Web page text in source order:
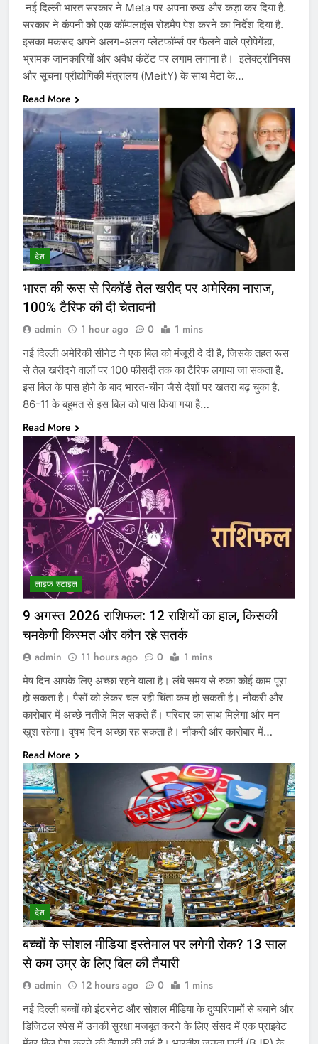
नई दिल्ली भारत सरकार ने Meta पर अपना रुख और कड़ा कर दिया है.
सरकार ने कंपनी को एक कॉम्पलाइंस रोडमैप पेश करने का निर्देश दिया है.
इसका मकसद अपने अलग-अलग प्लेटफॉर्म्स पर फैलने वाले प्रोपेगेंडा,
भ्रामक जानकारियों और अवैध कंटेंट पर लगाम लगाना है। इलेक्ट्रॉनिक्स
और सूचना प्रौद्योगिकी मंत्रालय (MeitY) के साथ मेटा के…
Read More
देश
भारत की रूस से रिकॉर्ड तेल खरीद पर अमेरिका नाराज,
100% टैरिफ की दी चेतावनी
admin 1 hour ago 0 1 mins
नई दिल्‍ली अमेरिकी सीनेट ने एक बिल को मंजूरी दे दी है, जिसके तहत रूस
से तेल खरीदने वालों पर 100 फीसदी तक का टैरिफ लगाया जा सकता है.
इस बिल के पास होने के बाद भारत-चीन जैसे देशों पर खतरा बढ़ चुका है.
86-11 के बहुमत से इस बिल को पास किया गया है…
Read More
लाइफ स्टाइल
9 अगस्त 2026 राशिफल: 12 राशियों का हाल, किसकी
चमकेगी किस्मत और कौन रहे सतर्क
admin 11 hours ago 0 1 mins
मेष दिन आपके लिए अच्छा रहने वाला है। लंबे समय से रुका कोई काम पूरा
हो सकता है। पैसों को लेकर चल रही चिंता कम हो सकती है। नौकरी और
कारोबार में अच्छे नतीजे मिल सकते हैं। परिवार का साथ मिलेगा और मन
खुश रहेगा। वृषभ दिन अच्छा रह सकता है। नौकरी और कारोबार में…
Read More
देश
बच्चों के सोशल मीडिया इस्तेमाल पर लगेगी रोक? 13 साल
से कम उम्र के लिए बिल की तैयारी
admin 12 hours ago 0 1 mins
नई दिल्ली बच्चों को इंटरनेट और सोशल मीडिया के दुष्परिणामों से बचाने और
डिजिटल स्पेस में उनकी सुरक्षा मजबूत करने के लिए संसद में एक प्राइवेट